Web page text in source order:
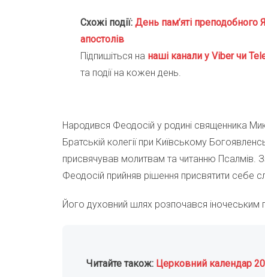
Схожі події: День пам’яті преподобного
апостолів
Підпишіться на наші канали у Viber чи
та події на кожен день.
Народився Феодосій у родині священника
Братській колегії при Київському
присвячував молитвам та читанню Псалмів.
Феодосій прийняв рішення присвятити себе
Його духовний шлях розпочався іночеським
Читайте також: Церковний календар